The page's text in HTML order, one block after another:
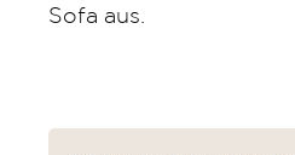
Sofa aus.